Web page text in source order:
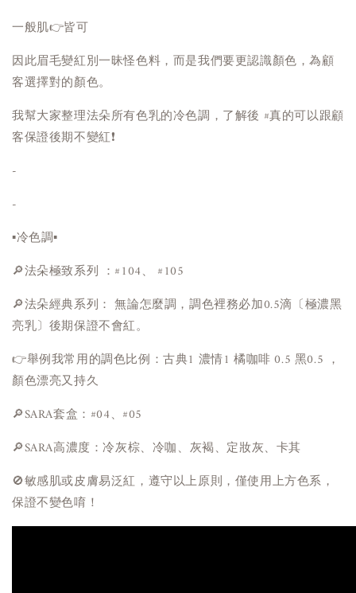
一般肌👉皆可
因此眉毛變紅別一昧怪色料，而是我們要更認識顏色，為顧
客選擇對的顏色。
我幫大家整理法朵所有色乳的冷色調，了解後 #真的可以跟顧
客保證後期不變紅❗️
-
-
▪︎冷色調▪︎
🔎法朵極致系列 ：#104、 #105
🔎法朵經典系列： 無論怎麼調，調色裡務必加0.5滴〔極濃黑
亮乳〕後期保證不會紅。
👉舉例我常用的調色比例：古典1 濃情1 橘咖啡 0.5 黑0.5 ，
顏色漂亮又持久
🔎SARA套盒：#04、#05
🔎SARA高濃度：冷灰棕、冷咖、灰褐、定妝灰、卡其
🚫敏感肌或皮膚易泛紅，遵守以上原則，僅使用上方色系，
保證不變色唷！